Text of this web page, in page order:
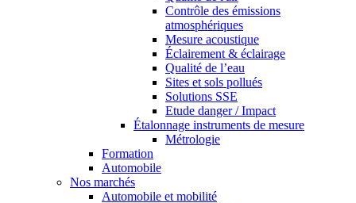
Contrôle des émissions
atmosphériques
Mesure acoustique
Éclairement & éclairage
Qualité de l’eau
Sites et sols pollués
Solutions SSE
Etude danger / Impact
Étalonnage instruments de mesure
Métrologie
Formation
Automobile
Nos marchés
Automobile et mobilité